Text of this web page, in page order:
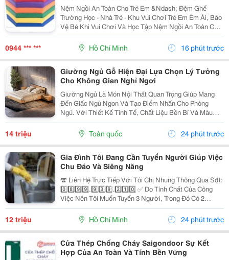
Nệm Ngồi An Toàn Cho Trẻ Em &Ndash; Đệm Ghế
Trường Học - Nhà Trẻ - Khu Vui Chơi Trẻ Em Êm Ái, Bảo
Vệ Bé Khi Vui Chơi Và Học Tập Nệm Ngồi An Toàn Cho
Trẻ Em Có Lớp Đệm Đàn Hồi, Bề Mặt Mềm, Nhiều Chất
Liệu, Độ Dày Và Kích Thước Để Khách Hàng Dễ Chọn...
0944 *** *** Hồ Chí Minh 16 phút trước
Giường Ngủ Gỗ Hiện Đại Lựa Chọn Lý Tưởng
Cho Không Gian Nghỉ Ngơi
Giường Ngủ Là Món Nội Thất Quan Trọng Giúp Mang
Đến Giấc Ngủ Ngon Và Tạo Điểm Nhấn Cho Phòng
Ngủ. Với Thiết Kế Tinh Tế, Chất Liệu Bền Bỉ Và Màu
Sắc Trang Nhã, Giường Ngủ Gỗ Hiện Đại Ngày Càng
Được Nhiều Gia Đình Lựa Chọn Để Nâng Cao Chất
Lượng Không...
14 triệu Toàn quốc 24 phút trước
Gia Đình Tôi Đang Cần Tuyển Người Giúp Việc
Chu Đáo Và Siêng Năng
☎️ Liên Hệ Trực Tiếp Với Tôi Chị Nhung Thông Qua Sđt:
0️⃣8️⃣9️⃣9️⃣.9️⃣3️⃣9️⃣.2️⃣1️⃣0️⃣ ✅ Do Tính Chất Của Công
Việc Nên Tôi Muốn Tuyển 3 Người, Trong Đó Có 2
Người Làm Việc Tại Nhà Tôi Và 1 Người Làm Tại Nhà
Mẹ Tôi ( Ở Cách Tôi 4 Căn) ✅ Nhà Tôi Thì 1...
12 triệu Hồ Chí Minh 24 phút trước
Cửa Thép Chống Cháy Saigondoor Sự Kết
Hợp Của An Toàn Và Tính Bền Vững